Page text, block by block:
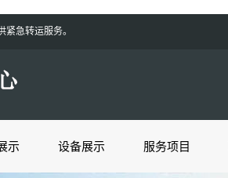
急转运服务。
示 设备展示 服务项目